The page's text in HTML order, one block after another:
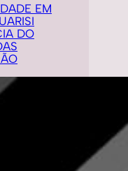
EM
DO